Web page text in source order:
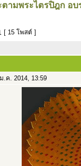
ามพระไตรปิฎก อ
[ 15 โพสต์ ]
.ค. 2014, 13:59